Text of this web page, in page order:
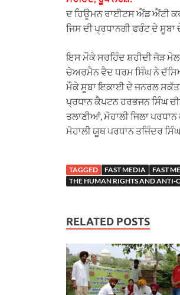
ਦ ਹਿਊਮਨ ਰਾਈਟਸ ਐਂਡ ਐਂਟੀ
ਜਿਸ ਦੀ ਪ੍ਰਧਾਨਗੀ ਫਰੰਟ ਦੇ
ਇਸ ਮੌਕੇ ਸਰਹਿੰਦ ਸ਼ਹੀਦੀ ਜੋੜ
ਚੇਅਰਮੈਨ ਵੈਦ ਧਰਮ ਸਿੰਘ ਨੇ
ਮੌਕੇ ਸੂਬਾ ਇਕਾਈ ਦੇ ਜਨਰਲ
ਪ੍ਰਧਾਨ ਕੈਪਟਨ ਹਰਭਜਨ ਸਿੰਘ
ਤਲਾਣੀਆਂ, ਮੋਹਾਲੀ ਜਿਲਾ
ਮੋਹਾਲੀ ਯੂਥ ਪਰਧਾਨ ਤਜਿੰਦਰ
TAGGED FAST MEDIA FAST
THE HUMAN RIGHTS AND ANTI-
RELATED POSTS